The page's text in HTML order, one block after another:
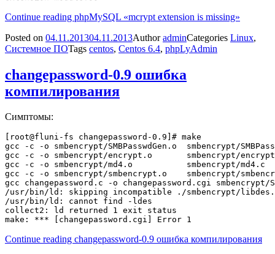
Continue reading phpMySQL «mcrypt extension is missing»
Posted on 04.11.201304.11.2013AuthoradminCategories Linux,
Системное ПОTags centos, Centos 6.4, phpLyAdmin
changepassword-0.9 ошибка
компилирования
Симптомы:
[root@fluni-fs changepassword-0.9]# make
gcc -c -o smbencrypt/SMBPasswdGen.o  smbencrypt/
gcc -c -o smbencrypt/encrypt.o       smbencrypt/
gcc -c -o smbencrypt/md4.o           smbencrypt/md4.c
gcc -c -o smbencrypt/smbencrypt.o    smbencrypt/
gcc changepassword.c -o changepassword.cgi smbencrypt/
/usr/bin/ld: skipping incompatible ./smbencrypt/
/usr/bin/ld: cannot find -ldes
collect2: ld returned 1 exit status
Continue reading changepassword-0.9 ошибка компилирования